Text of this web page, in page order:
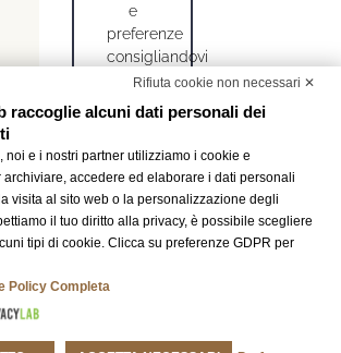
e
preferenze
consigliandovi
al
meglio:
assistenza
personalizzata
che
renderà
il
vostro
soggiorno
Rifiuta cookie non necessari ✕
raccoglie alcuni dati personali dei
noi e i nostri partner utilizziamo i cookie e
accedere ed elaborare i dati personali
visita al sito web o la personalizzazione degli
il tuo diritto alla privacy, è possibile scegliere
tipi di cookie. Clicca su preferenze GDPR per
Policy Completa